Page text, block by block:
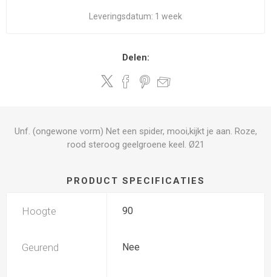
Leveringsdatum: 1 week
Delen:
Unf. (ongewone vorm) Net een spider, mooi,kijkt je aan. Roze,
rood steroog geelgroene keel. Ø21
PRODUCT SPECIFICATIES
Hoogte 90
Geurend Nee